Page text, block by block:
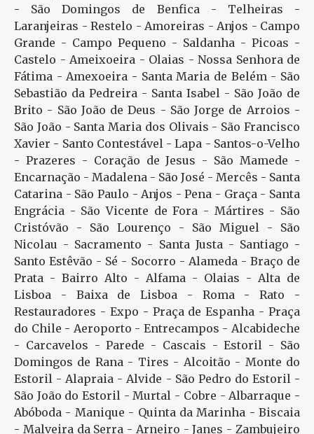
- São Domingos de Benfica - Telheiras -
Laranjeiras - Restelo - Amoreiras - Anjos - Campo
Grande - Campo Pequeno - Saldanha - Picoas -
Castelo - Ameixoeira - Olaias - Nossa Senhora de
Fátima - Amexoeira - Santa Maria de Belém - São
Sebastião da Pedreira - Santa Isabel - São João de
Brito - São João de Deus - São Jorge de Arroios -
São João - Santa Maria dos Olivais - São Francisco
Xavier - Santo Contestável - Lapa - Santos-o-Velho
- Prazeres - Coração de Jesus - São Mamede -
Encarnação - Madalena - São José - Mercês - Santa
Catarina - São Paulo - Anjos - Pena - Graça - Santa
Engrácia - São Vicente de Fora - Mártires - São
Cristóvão - São Lourenço - São Miguel - São
Nicolau - Sacramento - Santa Justa - Santiago -
Santo Estêvão - Sé - Socorro - Alameda - Braço de
Prata - Bairro Alto - Alfama - Olaias - Alta de
Lisboa - Baixa de Lisboa - Roma - Rato -
Restauradores - Expo - Praça de Espanha - Praça
do Chile - Aeroporto - Entrecampos - Alcabideche
- Carcavelos - Parede - Cascais - Estoril - São
Domingos de Rana - Tires - Alcoitão - Monte do
Estoril - Alapraia - Alvide - São Pedro do Estoril -
São João do Estoril - Murtal - Cobre - Albarraque -
Abóboda - Manique - Quinta da Marinha - Biscaia
- Malveira da Serra - Arneiro - Janes - Zambujeiro